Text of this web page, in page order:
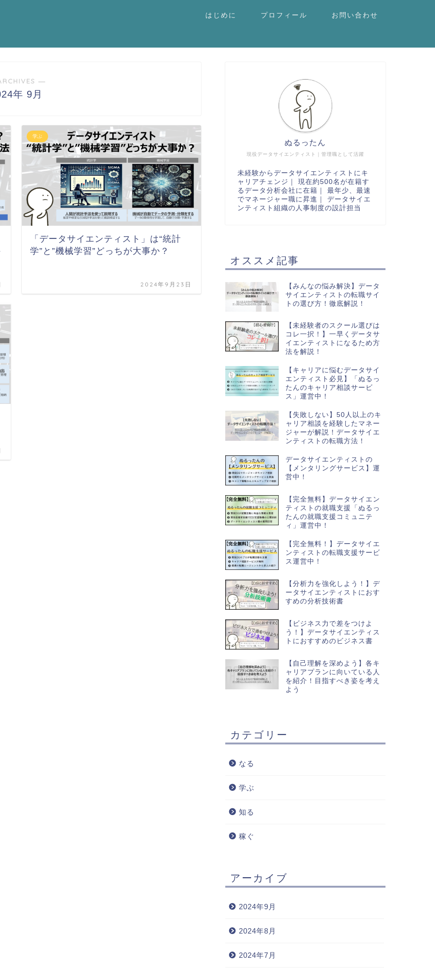
はじめに プロフィール お問い合わせ
―
年 9月
学ぶ
「データサイエンティスト」は“統計
学”と”機械学習”どっちが大事か？
2024年9月23日
現役データサイエンティスト｜管理職として活躍
ぬるったん
未経験からデータサイエンティストにキ
ャリアチェンジ｜ 現在約500名が在籍す
るデータ分析会社に在籍｜ 最年少、最速
でマネージャー職に昇進｜ データサイエ
ンティスト組織の人事制度の設計担当
オススメ記事
【みんなの悩み解決】データ
サイエンティストの転職サイ
トの選び方！徹底解説！
【未経験者のスクール選びは
コレ一択！】一早くデータサ
イエンティストになるため方
法を解説！
【キャリアに悩むデータサイ
エンティスト必見】「ぬるっ
たんのキャリア相談サービ
ス」運営中！
【失敗しない】50人以上のキ
ャリア相談を経験したマネー
ジャーが解説！データサイエ
ンティストの転職方法！
データサイエンティストの
【メンタリングサービス】運
営中！
【完全無料】データサイエン
ティストの就職支援「ぬるっ
たんの就職支援コミュニテ
ィ」運営中！
【完全無料！】データサイエ
ンティストの転職支援サービ
ス運営中！
【分析力を強化しよう！】デ
ータサイエンティストにおす
すめの分析技術書
【ビジネス力で差をつけよ
う！】データサイエンティス
トにおすすめのビジネス書
【自己理解を深めよう】各キ
ャリアプランに向いている人
を紹介！目指すべき姿を考え
よう
カテゴリー
なる
学ぶ
知る
稼ぐ
アーカイブ
2024年9月
2024年8月
2024年7月